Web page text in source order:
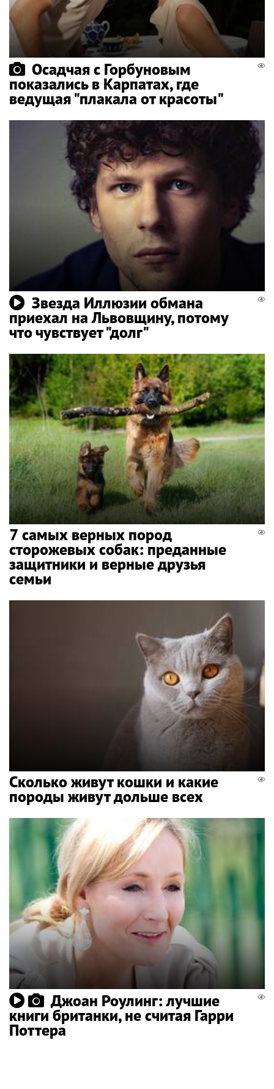
Осадчая с Горбуновым
показались в Карпатах, где
ведущая "плакала от красоты"
Звезда Иллюзии обмана
приехал на Львовщину, потому
что чувствует "долг"
7 самых верных пород
сторожевых собак: преданные
защитники и верные друзья
семьи
Сколько живут кошки и какие
породы живут дольше всех
Джоан Роулинг: лучшие
книги британки, не считая Гарри
Поттера